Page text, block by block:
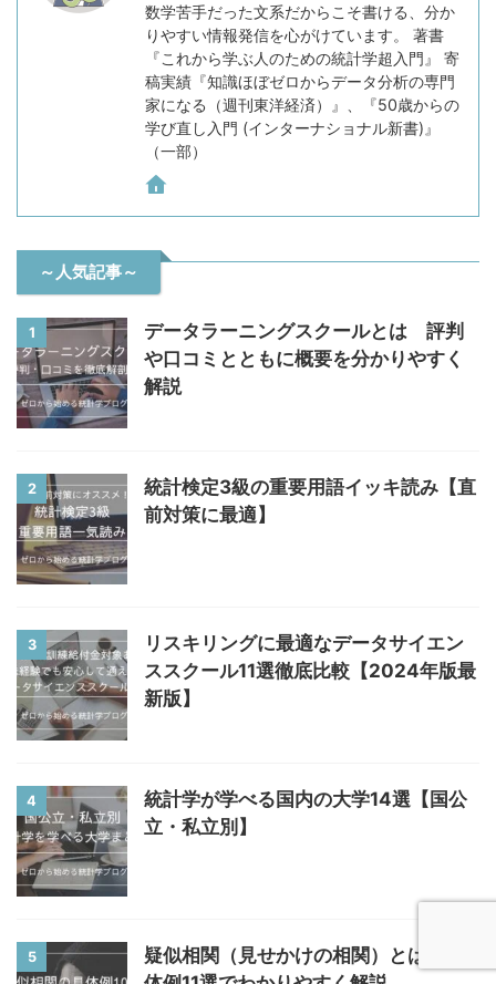
数学苦手だった文系だからこそ書ける、分か
りやすい情報発信を心がけています。 著書
『これから学ぶ人のための統計学超入門』 寄
稿実績『知識ほぼゼロからデータ分析の専門
家になる（週刊東洋経済）』、『50歳からの
学び直し入門 (インターナショナル新書)』
（一部）
～人気記事～
1
データラーニングスクールとは 評判
や口コミとともに概要を分かりやすく
解説
2
統計検定3級の重要用語イッキ読み【直
前対策に最適】
3
リスキリングに最適なデータサイエン
ススクール11選徹底比較【2024年版最
新版】
4
統計学が学べる国内の大学14選【国公
立・私立別】
5
疑似相関（見せかけの相関）とは 具